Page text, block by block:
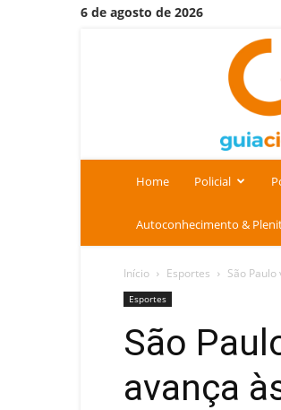
6 de agosto de 2026
Home Policial
Autoconhecimento &
Início Esportes São
Esportes
São
avança